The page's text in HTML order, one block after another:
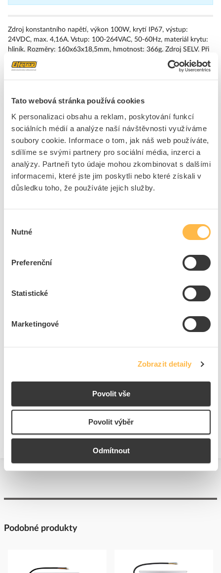
Tato webová stránka používá cookies
K personalizaci obsahu a reklam, poskytování funkcí
sociálních médií a analýze naší návštěvnosti využíváme
soubory cookie. Informace o tom, jak náš web používáte,
sdílíme se svými partnery pro sociální média, inzerci a
analýzy. Partneři tyto údaje mohou zkombinovat s dalšími
informacemi, které jste jim poskytli nebo které získali v
důsledku toho, že používáte jejich služby.
souhlasu
Nutné
Preferenční
Statistické
Marketingové
Zobrazit detaily
Povolit vše
Povolit výběr
Odmítnout
Zdroj konstantního napětí, výkon 100W, krytí IP67, výstup:
24VDC, max. 4,16A. Vstup: 100-264VAC, 50-60Hz, materiál krytu:
hliník. Rozměry: 160x63x18,5mm, hmotnost: 366g. Zdroj SELV. Při
výběru zdroje počítejte s výkonovou rezervou min. 20%.
třída ochrany
I
Šířka
63 mm
Provedení
Statický
Výška
18.5 mm
Délka
Výstupní výkon od / do
Určeno pro stálé napětí
Rozsah jmenovitého
Technická specifikace.pdf
Podobné produkty